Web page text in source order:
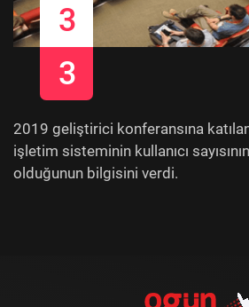
3
3
2019 geliştirici konferansına
işletim sisteminin kullanıcı
olduğunun bilgisini verdi.